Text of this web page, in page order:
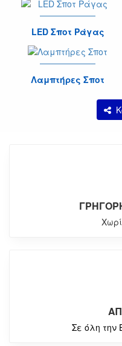
LED Σποτ Ράγας
Λαμπτήρες Σποτ
Σε όλη την